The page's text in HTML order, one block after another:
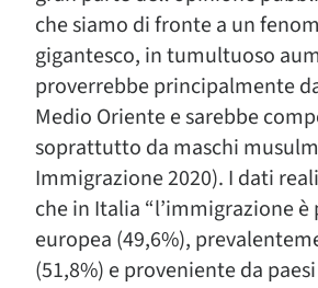
che siamo di fronte a un
gigantesco, in tumultuoso
proverrebbe principalmente
Medio Oriente e sarebbe
soprattutto da maschi
Immigrazione 2020). I dati
che in Italia “l’immigrazione è
europea (49,6%),
(51,8%) e proveniente da